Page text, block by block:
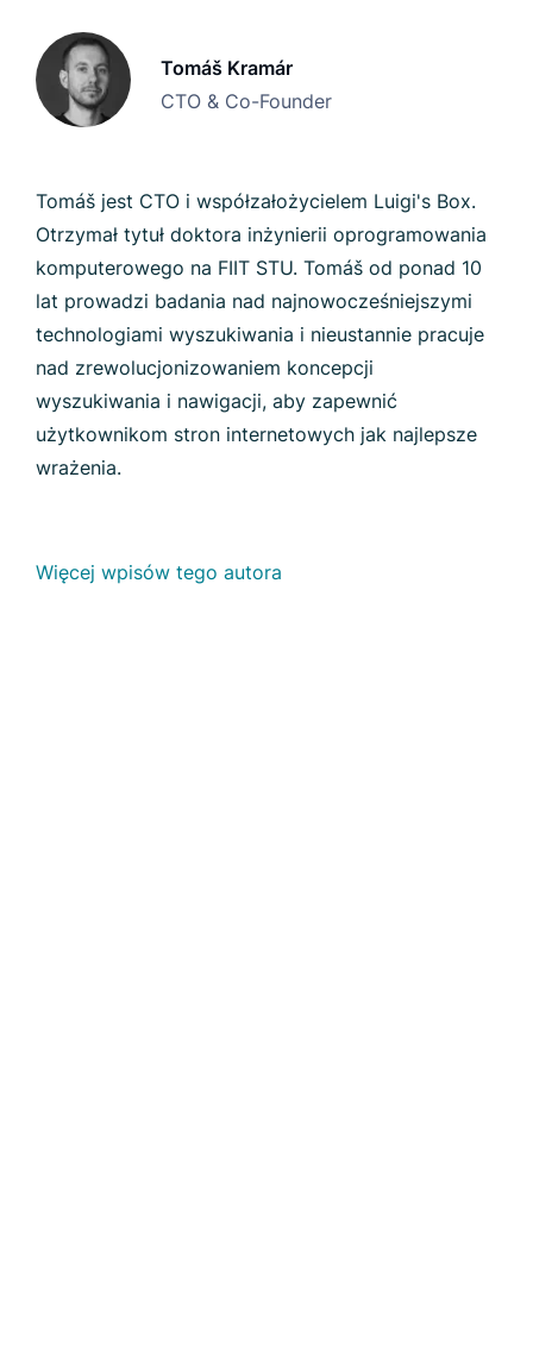
Tomáš Kramár
CTO & Co-Founder
Tomáš jest CTO i współzałożycielem Luigi's Box.
Otrzymał tytuł doktora inżynierii oprogramowania
komputerowego na FIIT STU. Tomáš od ponad 10
lat prowadzi badania nad najnowocześniejszymi
technologiami wyszukiwania i nieustannie pracuje
nad zrewolucjonizowaniem koncepcji
wyszukiwania i nawigacji, aby zapewnić
użytkownikom stron internetowych jak najlepsze
wrażenia.
Więcej wpisów tego autora